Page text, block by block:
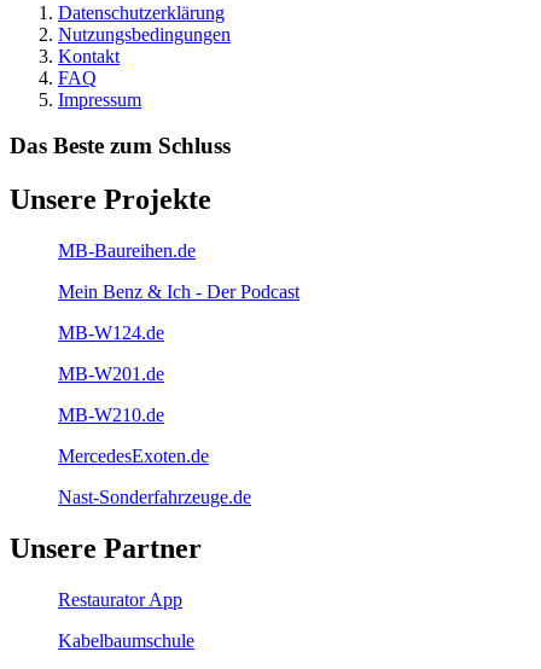
Datenschutzerklärung
Nutzungsbedingungen
Kontakt
FAQ
Impressum
Das Beste zum Schluss
Unsere Projekte
MB-Baureihen.de
Mein Benz & Ich - Der Podcast
MB-W124.de
MB-W201.de
MB-W210.de
MercedesExoten.de
Nast-Sonderfahrzeuge.de
Unsere Partner
Restaurator App
Kabelbaumschule